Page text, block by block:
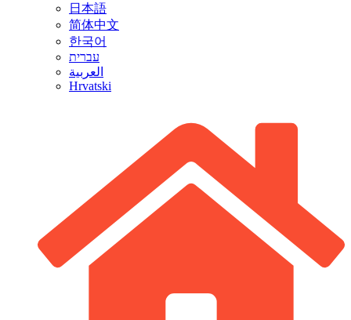
日本語
简体中文
한국어
עברית
العربية
Hrvatski